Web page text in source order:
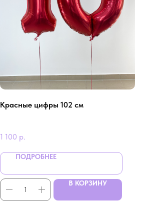
Красные цифры 102 см
1 100 р.
ПОДРОБНЕЕ
В КОРЗИНУ